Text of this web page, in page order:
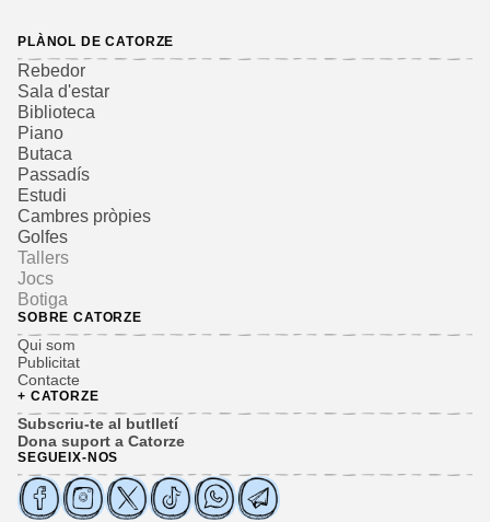
PLÀNOL DE CATORZE
Rebedor
Sala d'estar
Biblioteca
Piano
Butaca
Passadís
Estudi
Cambres pròpies
Golfes
Tallers
Jocs
Botiga
SOBRE CATORZE
Qui som
Publicitat
Contacte
+ CATORZE
Subscriu-te al butlletí
Dona suport a Catorze
SEGUEIX-NOS